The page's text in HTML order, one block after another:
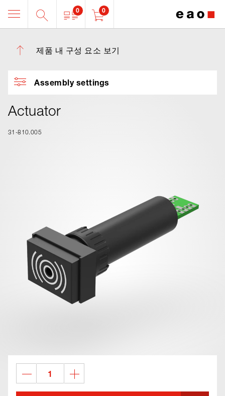
0 0
제품 내 구성 요소 보기
Assembly settings
Actuator
31-810.005